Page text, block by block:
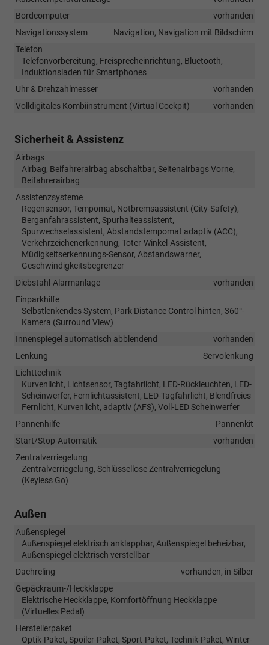
Bordcomputer
vorhanden
Navigationssystem
Navigation, Navigation mit Bildschirm
Telefon
Telefonvorbereitung, Freisprecheinrichtung, Bluetooth,
Induktionsladen für Smartphones
Uhr & Drehzahlmesser
vorhanden
Volldigitales Kombiinstrument (Virtual Cockpit)
vorhanden
Sicherheit & Assistenz
Airbags
Airbag, Beifahrerairbag abschaltbar, Seitenairbags Vorne,
Beifahrerairbag
Assistenzsysteme
Regensensor, Tempomat, Notbremsassistent (City-Safety),
Berganfahrassistent, Spurhalteassistent,
Spurwechselassistent, Abstandstempomat adaptiv (ACC),
Verkehrzeichenerkennung, Toter-Winkel-Assistent,
Müdigkeitserkennungs-Sensor, Abstandswarner,
Geschwindigkeitsbegrenzer
Diebstahl-Alarmanlage
vorhanden
Einparkhilfe
Selbstlenkendes System, Park Distance Control hinten, 360°-
Kamera (Surround View)
Innenspiegel automatisch abblendend
vorhanden
Lenkung
Servolenkung
Lichttechnik
Kurvenlicht, Lichtsensor, Tagfahrlicht, LED-Rückleuchten, LED-
Scheinwerfer, Fernlichtassistent, LED-Tagfahrlicht, Blendfreies
Fernlicht, Kurvenlicht, adaptiv (AFS), Voll-LED Scheinwerfer
Pannenhilfe
Pannenkit
Start/Stop-Automatik
vorhanden
Zentralverriegelung
Zentralverriegelung, Schlüssellose Zentralverriegelung
(Keyless Go)
Außen
Außenspiegel
Außenspiegel elektrisch anklappbar, Außenspiegel beheizbar,
Außenspiegel elektrisch verstellbar
Dachreling
vorhanden, in Silber
Gepäckraum-/Heckklappe
Elektrische Heckklappe, Komfortöffnung Heckklappe
(Virtuelles Pedal)
Herstellerpaket
Optik-Paket, Spoiler-Paket, Sport-Paket, Technik-Paket, Winter-